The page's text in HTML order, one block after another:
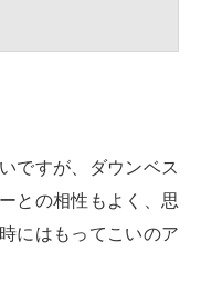
ですが、ダウンベス
との相性もよく、思
にはもってこいのア